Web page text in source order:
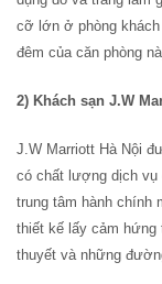
cỡ lớn ở phòng khách
đêm của căn phòng
2) Khách sạn J.W
J.W Marriott Hà Nội
có chất lượng dịch vụ
trung tâm hành chính
thiết kế lấy cảm hứng
thuyết và những